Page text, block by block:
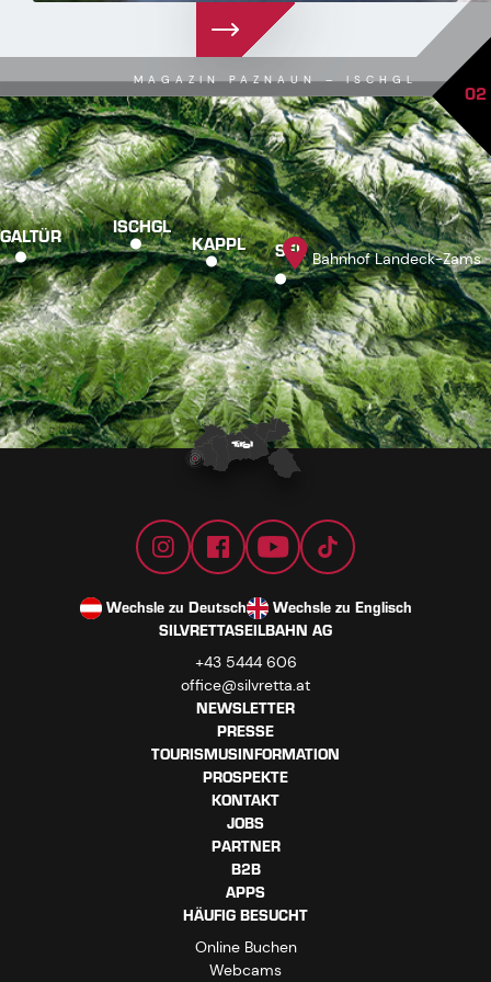
MAGAZIN PAZNAUN – ISCHGL 02
GALTÜR ISCHGL
KAPPL SEE Bahnhof Landeck-Zams
Wechsle zu Deutsch
Wechsle zu Englisch
SILVRETTASEILBAHN AG
+43 5444 606
office@silvretta.at
NEWSLETTER
PRESSE
TOURISMUSINFORMATION
PROSPEKTE
KONTAKT
JOBS
PARTNER
B2B
APPS
HÄUFIG BESUCHT
Online Buchen
Webcams